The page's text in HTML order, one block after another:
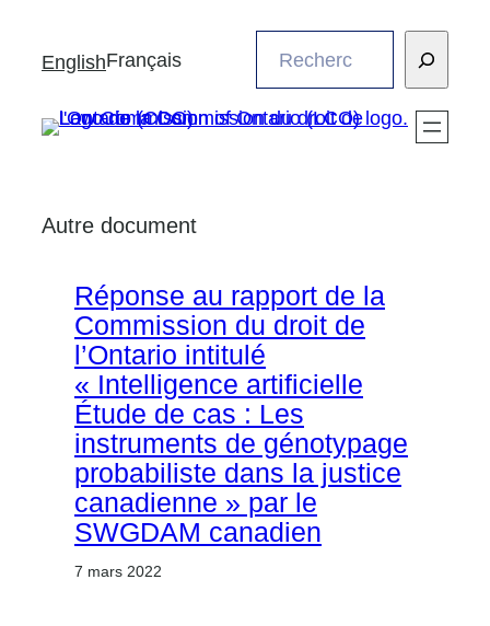
EnglishFrançais
Autre document
Réponse au rapport de la
Commission du droit de
l’Ontario intitulé
« Intelligence artificielle
Étude de cas : Les
instruments de génotypage
probabiliste dans la justice
canadienne » par le
SWGDAM canadien
7 mars 2022